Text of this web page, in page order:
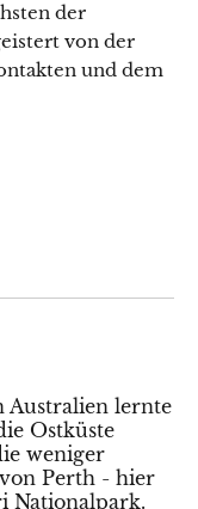
der
von der
und dem